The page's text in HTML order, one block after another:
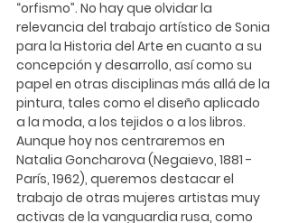
“orfismo”. No hay que olvidar la
relevancia del trabajo artístico de Sonia
para la Historia del Arte en cuanto a su
concepción y desarrollo, así como su
papel en otras disciplinas más allá de la
pintura, tales como el diseño aplicado
a la moda, a los tejidos o a los libros.
Aunque hoy nos centraremos en
Natalia Goncharova (Negaievo, 1881 -
París, 1962), queremos destacar el
trabajo de otras mujeres artistas muy
activas de la vanguardia rusa, como